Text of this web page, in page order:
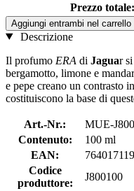
Prezzo totale:
Aggiungi entrambi nel carrello
Descrizione
Il profumo ERA di Jaguar
bergamotto, limone e
e pepe creano un contrasto
costituiscono la base di
Art.-Nr.:
MUE-
Contenuto:
100 ml
EAN:
Codice
produttore:
J800100